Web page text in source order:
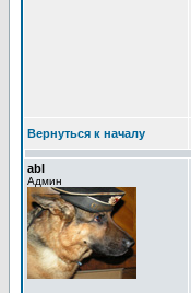
Вернуться к началу
abl
Админ